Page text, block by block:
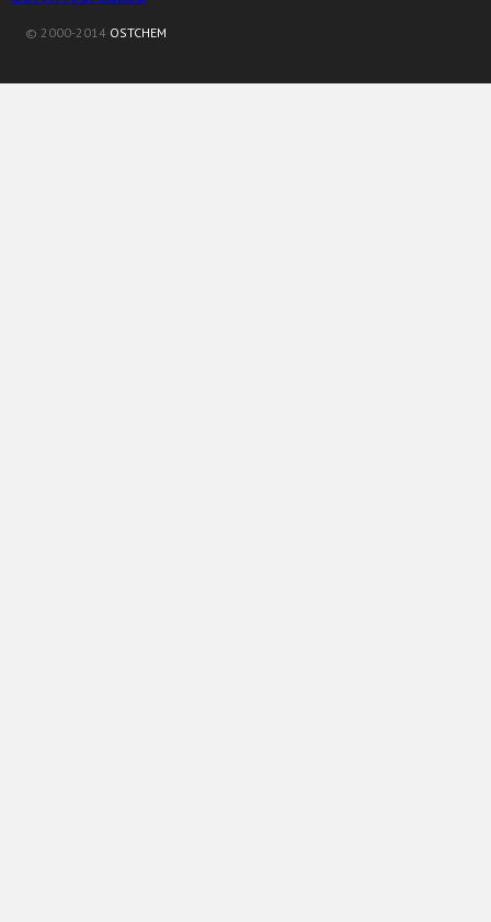
© 2000-2014 OSTCHEM